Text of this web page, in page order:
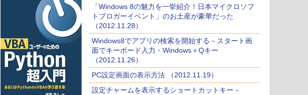
「Windows 8の魅力を一挙紹介！日本マイクロソフ
トブロガーイベント」のお土産が豪華だった
（2012.11.28）
Windows8でアプリの検索を開始する－スタート画
面でキーボード入力・Windows＋Qキー
（2012.11.26）
PC設定画面の表示方法 （2012.11.19）
設定チャームを表示するショートカットキー－